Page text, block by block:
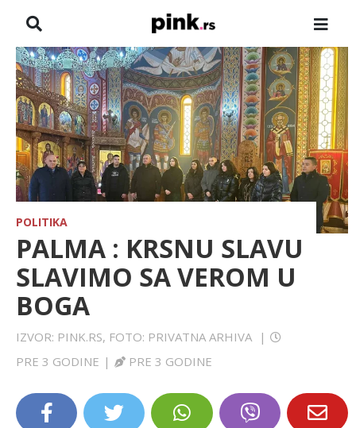
NASLOVNA
VESTI
ZADRUGA
SHOWBIZ
HRONIKA
FARMERI
TV
SPORT
EXTRA
POLITIKA
PALMA : KRSNU SLAVU
SLAVIMO SA VEROM U
BOGA
IZVOR: PINK.RS, FOTO: PRIVATNA ARHIVA
|
PRE 3 GODINE | PRE 3 GODINE